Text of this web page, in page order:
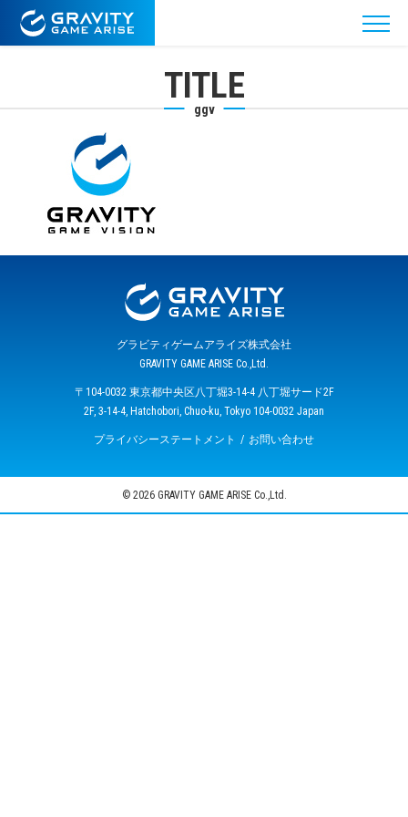
TITLE
ggv
グラビティゲームアライズ株式会社
GRAVITY GAME ARISE Co.,Ltd.
〒104-0032 東京都中央区八丁堀3-14-4 八丁堀サード2F
2F, 3-14-4, Hatchobori, Chuo-ku, Tokyo 104-0032 Japan
プライバシーステートメント お問い合わせ
© 2026 GRAVITY GAME ARISE Co.,Ltd.